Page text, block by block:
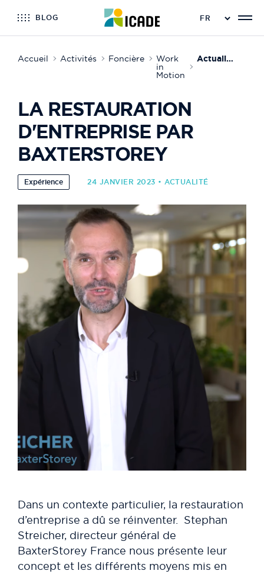
BLOG
Accueil Activités Foncière Work
in
Motion
Actualité de Work in Motion
LA RESTAURATION
D'ENTREPRISE PAR
BAXTERSTOREY
Expérience 24 JANVIER 2023 • ACTUALITÉ
Dans un contexte particulier, la restauration
d’entreprise a dû se réinventer. Stephan
Streicher, directeur général de
BaxterStorey France nous présente leur
concept et les différents moyens mis en